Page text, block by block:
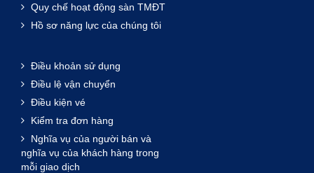
Quy chế hoạt động sàn TMĐT
Hồ sơ năng lực của chúng tôi
Điều khoản sử dụng
Điều lệ vận chuyển
Điều kiện vé
Kiểm tra đơn hàng
Nghĩa vụ của người bán và
nghĩa vụ của khách hàng trong
mỗi giao dịch